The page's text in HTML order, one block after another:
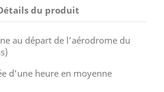
du produit
au départ de l’aérodrome du
d’une heure en moyenne